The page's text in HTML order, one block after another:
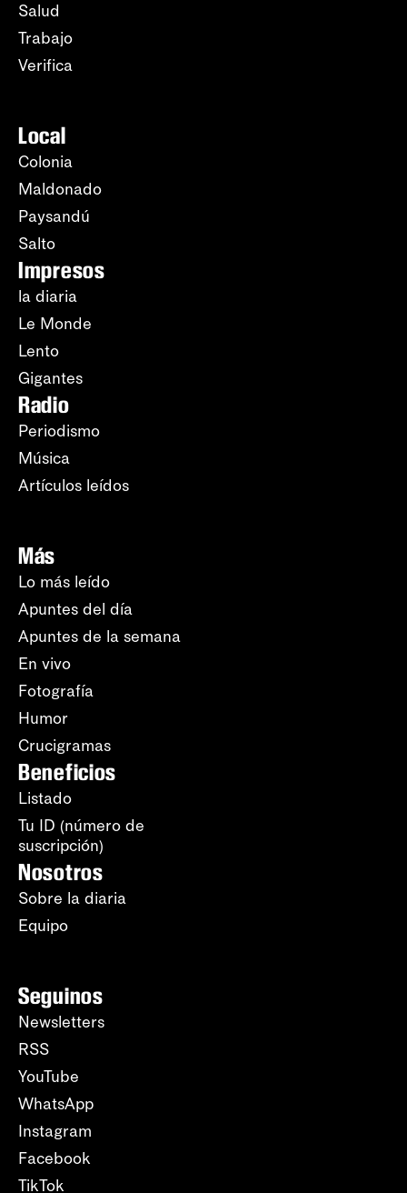
Salud
Trabajo
Verifica
Local
Colonia
Maldonado
Paysandú
Salto
Impresos
la diaria
Le Monde
Lento
Gigantes
Radio
Periodismo
Música
Artículos leídos
Más
Lo más leído
Apuntes del día
Apuntes de la semana
En vivo
Fotografía
Humor
Crucigramas
Beneficios
Listado
Tu ID (número de
suscripción)
Nosotros
Sobre la diaria
Equipo
Seguinos
Newsletters
RSS
YouTube
WhatsApp
Instagram
Facebook
TikTok